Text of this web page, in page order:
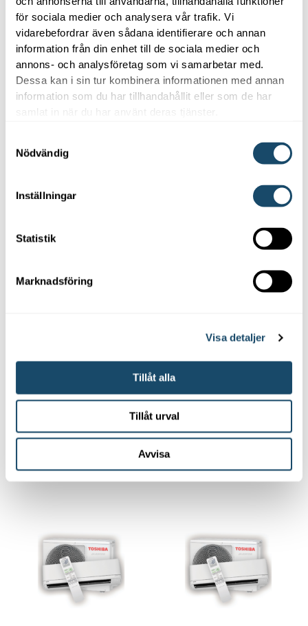
för sociala medier och analysera vår trafik. Vi
vidarebefordrar även sådana identifierare och annan
information från din enhet till de sociala medier och
annons- och analysföretag som vi samarbetar med.
Dessa kan i sin tur kombinera informationen med annan
information som du har tillhandahållit eller som de har
samlat in när du har använt deras tjänster.
Nödvändig
Inställningar
Statistik
Marknadsföring
Visa detaljer
Tillåt alla
Tillåt urval
Avvisa
Luft-luftvärmepumpar
Toshiba
Golvmodell ND
Luft-luftvärmepumpar
Toshiba
Golvmodell ND
Luft-luftvärmepumpar
Toshiba Haori
Luft-luftvärmepumpar
Toshiba Haori
35